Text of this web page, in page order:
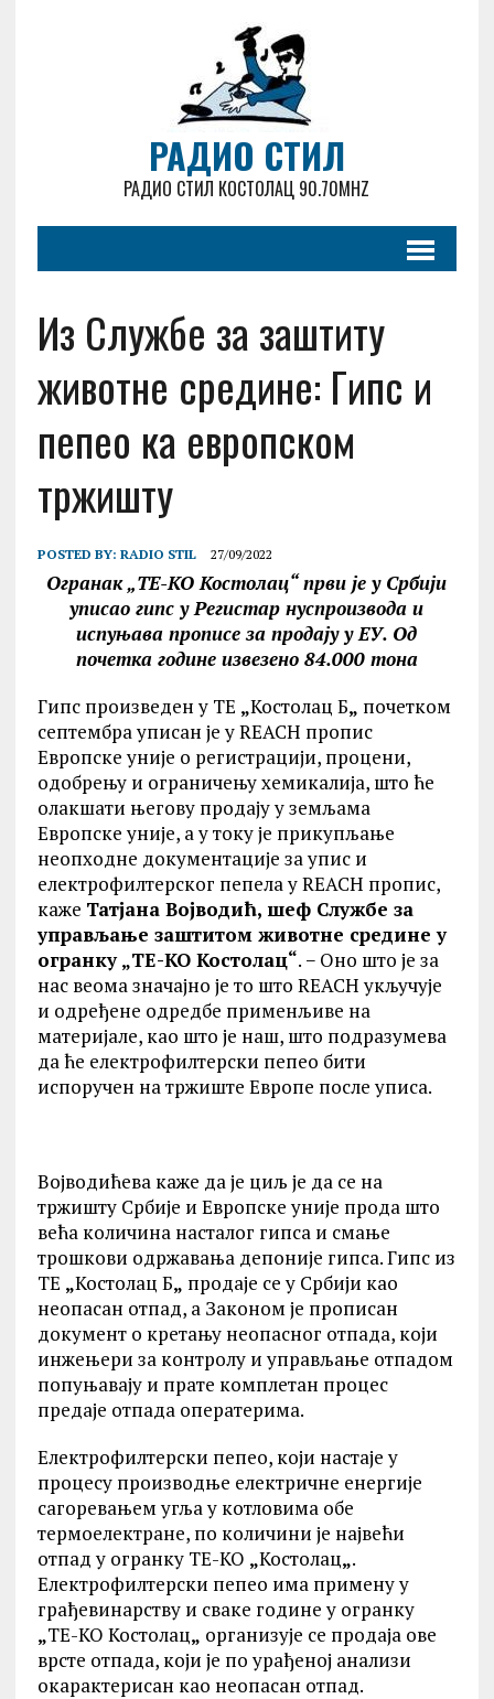
РАДИО СТИЛ
РАДИО СТИЛ КОСТОЛАЦ 90.70MHZ
Из Службе за заштиту
животне средине: Гипс и
пепео ка европском
тржишту
POSTED BY: RADIO STIL 27/09/2022
Огранак „ТЕ-КО Костолац“ први је у Србији
уписао гипс у Регистар нуспроизвода и
испуњава прописе за продају у ЕУ. Од
почетка године извезено 84.000 тона
Гипс произведен у ТЕ „Костолац Б„ почетком
септембра уписан је у REACH пропис
Европске уније о регистрацији, процени,
одобрењу и ограничењу хемикалија, што ће
олакшати његову продају у земљама
Европске уније, а у току је прикупљање
неопходне документације за упис и
електрофилтерског пепела у REACH пропис,
каже Татјана Војводић, шеф Службе за
управљање заштитом животне средине у
огранку „ТЕ-КО Костолац“. − Оно што је за
нас веома значајно је то што REACH укључује
и одређене одредбе применљиве на
материјале, као што је наш, што подразумева
да ће електрофилтерски пепео бити
испоручен на тржиште Европе после уписа.
Војводићева каже да је циљ је да се на
тржишту Србије и Европске уније прода што
већа количина насталог гипса и смање
трошкови одржавања депоније гипса. Гипс из
ТЕ „Костолац Б„ продаје се у Србији као
неопасан отпад, а Законом је прописан
документ о кретању неопасног отпада, који
инжењери за контролу и управљање отпадом
попуњавају и прате комплетан процес
предаје отпада оператерима.
Електрофилтерски пепео, који настаје у
процесу производње електричне енергије
сагоревањем угља у котловима обе
термоелектране, по количини је највећи
отпад у огранку ТЕ-КО „Костолац„.
Електрофилтерски пепео има примену у
грађевинарству и сваке године у огранку
„ТЕ-КО Костолац„ организује се продаја ове
врсте отпада, који је по урађеној анализи
окарактерисан као неопасан отпад.